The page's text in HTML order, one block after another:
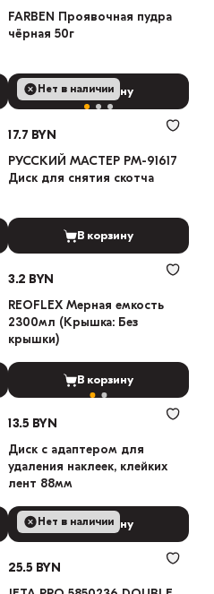
FARBEN Проявочная пудра
чёрная 50г
В корзину
Нет в наличии
17.7 BYN
РУССКИЙ МАСТЕР РМ-91617
Диск для снятия скотча
В корзину
3.2 BYN
REOFLEX Мерная емкость
2300мл (Крышка: Без
крышки)
В корзину
13.5 BYN
Диск с адаптером для
удаления наклеек, клейких
лент 88мм
В корзину
Нет в наличии
25.5 BYN